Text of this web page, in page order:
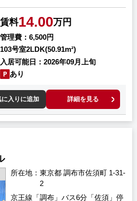
賃料14.00万円
管理費
6,500円
103号室2LDK(50.91m²)
入居可能日
2026年09月上旬
あり
に入りに追加 詳細を見る
所在地
東京都 調布市佐須町 1-31-
2
京王線「調布」バス6分「佐須」停